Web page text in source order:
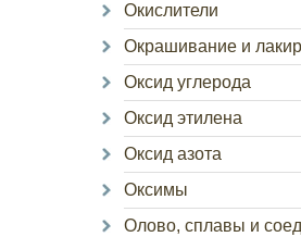
Окислители
Окрашивание и
Оксид углерода
Оксид этилена
Оксид азота
Оксимы
Олово, сплавы и